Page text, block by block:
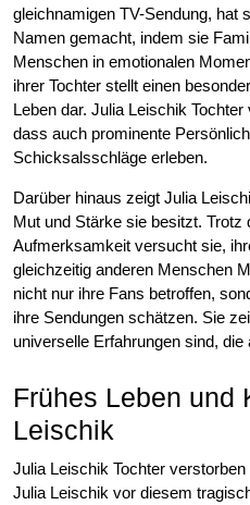
gleichnamigen TV-Sendung, hat
Namen gemacht, indem sie
Menschen in emotionalen
ihrer Tochter stellt einen
Leben dar. Julia Leischik
dass auch prominente
Schicksalsschläge erleben.
Darüber hinaus zeigt Julia
Mut und Stärke sie besitzt. Trotz
Aufmerksamkeit versucht sie,
gleichzeitig anderen Menschen
nicht nur ihre Fans betroffen,
ihre Sendungen schätzen. Sie
universelle Erfahrungen sind,
Frühes Leben und
Leischik
Julia Leischik Tochter
Julia Leischik vor diesem